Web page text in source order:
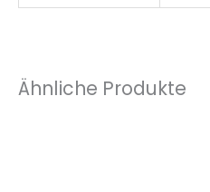
Ähnliche Produkte